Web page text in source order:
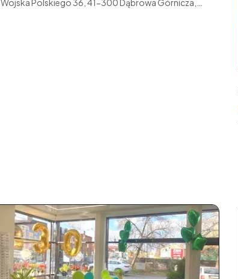
Wojska Polskiego 36, 41-300 Dąbrowa Górnicza,